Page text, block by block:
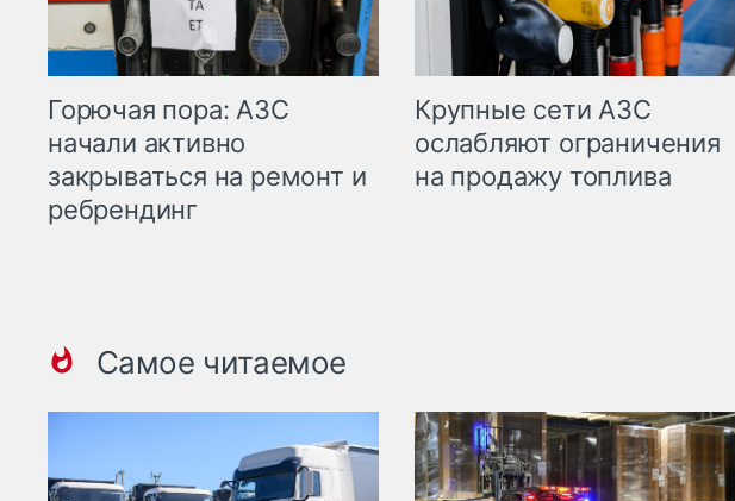
Горючая пора: АЗС
начали активно
закрываться на ремонт и
ребрендинг
Крупные сети АЗС
ослабляют ограничения
на продажу топлива
Самое читаемое